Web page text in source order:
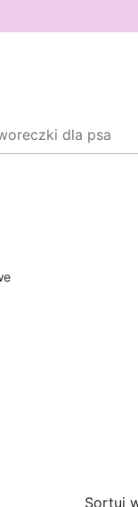
dla psa